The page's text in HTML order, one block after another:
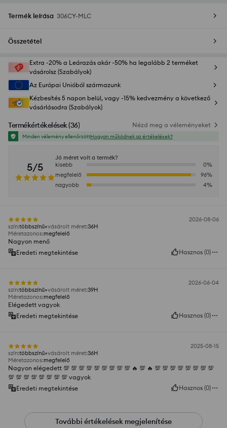
Termék leírása 306CY-MLC
Összetétel
Extra -20% a Leárazás akár -50% ha legalább 2 terméket
vásárolsz (Szabályok)
Az Európai Unióból származunk
Kézbesítés 5 napon belül, vagy -15% kedvezmény a következő
vásárlásodra (Szabályok)
Termékértékelések(36) Nézd meg a véleményeket
Minden vélemény ellenőrzöttHogyan működnek az értékelések?
5/5
Jó méret volt a termék?
kisebb
0%
megfelelő
96%
nagyobb
4%
2026-08-06
szín:többszínű vásárolt méret:36H
Méretazonos:megfelelő
Nagyon menő
Eredeti megtekintése
Hasznos (0)
2026-06-04
szín:többszínű vásárolt méret:39H
Méretazonos:megfelelő
Elégedett vagyok
Eredeti megtekintése
Hasznos (0)
2025-08-15
szín:többszínű vásárolt méret:36H
Méretazonos:megfelelő
Nagyon elégedett 💯 💯 💯 💯 💯 💯 💯 💯 💯 🔥 💯 🔥 💯 💯 💯 💯 💯 💯 💯 💯
💯 💯 💯 💯 💯 💯 💯 💯 vagyok
Eredeti megtekintése
Hasznos (0)
További értékelések megjelenítése